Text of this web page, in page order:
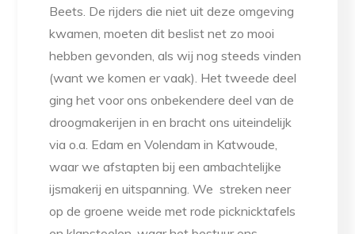
Beets. De rijders die niet uit deze omgeving
kwamen, moeten dit beslist net zo mooi
hebben gevonden, als wij nog steeds vinden
(want we komen er vaak). Het tweede deel
ging het voor ons onbekendere deel van de
droogmakerijen in en bracht ons uiteindelijk
via o.a. Edam en Volendam in Katwoude,
waar we afstapten bij een ambachtelijke
ijsmakerij en uitspanning. We streken neer
op de groene weide met rode picknicktafels